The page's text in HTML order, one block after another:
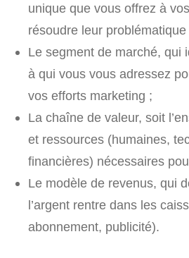
unique que vous offrez à
résoudre leur problématique
Le segment de marché, qui
à qui vous vous adressez
vos efforts marketing ;
La chaîne de valeur, soit
et ressources (humaines,
financières) nécessaires
Le modèle de revenus, qui
l’argent rentre dans les
abonnement, publicité).